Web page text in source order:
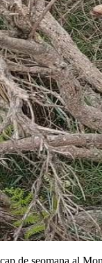
de seomana al